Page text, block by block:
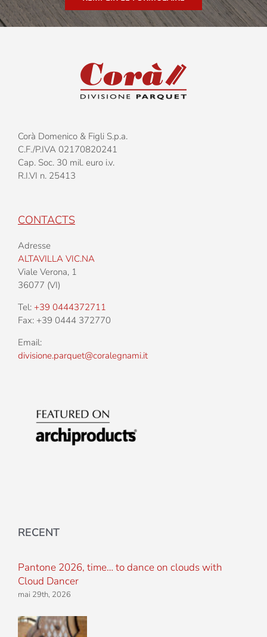
Corà Domenico & Figli S.p.a.
C.F./P.IVA 02170820241
Cap. Soc. 30 mil. euro i.v.
R.I.VI n. 25413
CONTACTS
Adresse
ALTAVILLA VIC.NA
Viale Verona, 1
36077 (VI)
Tel: +39 0444372711
Fax: +39 0444 372770
Email:
divisione.parquet@coralegnami.it
RECENT
Pantone 2026, time… to dance on clouds with
Cloud Dancer
mai 29th, 2026